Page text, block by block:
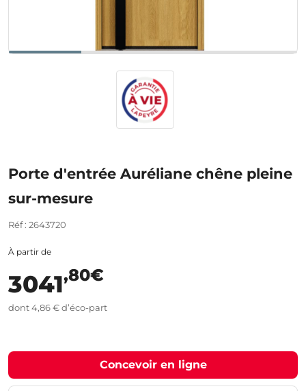
Porte d'entrée Auréliane chêne pleine
sur-mesure
Réf : 2643720
À partir de
3041,80€
dont 4,86 € d’éco-part
Concevoir en ligne